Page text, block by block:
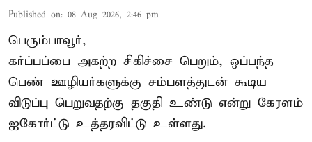
Published on: 08 Aug 2026, 2:46 pm
பெரும்பாவூர்,
கர்ப்பப்பை அகற்ற சிகிச்சை பெறும், ஒப்பந்த
பெண் ஊழியர்களுக்கு சம்பளத்துடன் கூடிய
விடுப்பு பெறுவதற்கு தகுதி உண்டு என்று கேரளம்
ஐகோர்ட்டு உத்தரவிட்டு உள்ளது.